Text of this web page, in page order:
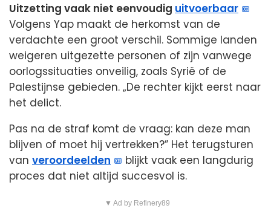
Uitzetting vaak niet eenvoudig uitvoerbaar
Volgens Yap maakt de herkomst van de
verdachte een groot verschil. Sommige landen
weigeren uitgezette personen of zijn vanwege
oorlogssituaties onveilig, zoals Syrië of de
Palestijnse gebieden. „De rechter kijkt eerst naar
het delict.
Pas na de straf komt de vraag: kan deze man
blijven of moet hij vertrekken?” Het terugsturen
van veroordeelden
blijkt vaak een langdurig
proces dat niet altijd succesvol is.
▼ Ad by Refinery89